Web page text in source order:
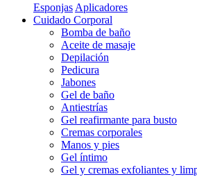
Esponjas Aplicadores
Cuidado Corporal
Bomba de baño
Aceite de masaje
Depilación
Pedicura
Jabones
Gel de baño
Antiestrías
Gel reafirmante para busto
Cremas corporales
Manos y pies
Gel íntimo
Gel y cremas exfoliantes y